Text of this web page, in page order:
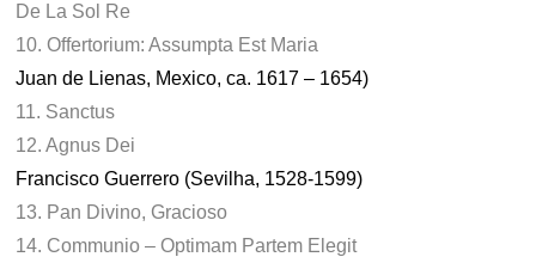
De La Sol Re
10. Offertorium: Assumpta Est Maria
Juan de Lienas, Mexico, ca. 1617 – 1654)
11. Sanctus
12. Agnus Dei
Francisco Guerrero (Sevilha, 1528-1599)
13. Pan Divino, Gracioso
14. Communio – Optimam Partem Elegit